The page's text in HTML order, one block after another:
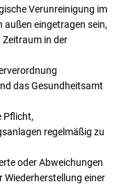
Verunreinigung im
außen eingetragen sein,
Zeitraum in der
das Gesundheitsamt
Pflicht,
regelmäßig zu
oder Abweichungen
einer